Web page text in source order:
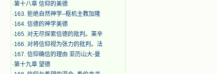
·第十八章 信仰的美德
·163. 拒绝自然神学–枢机主教加隆
·164. 信德的神学美德
·165. 对无尽探索信德的批判。莱辛
·166. 对将信仰视为张力的批判。法
·167. 信仰确信的理由 亚历山大-曼
·第十九章 望德